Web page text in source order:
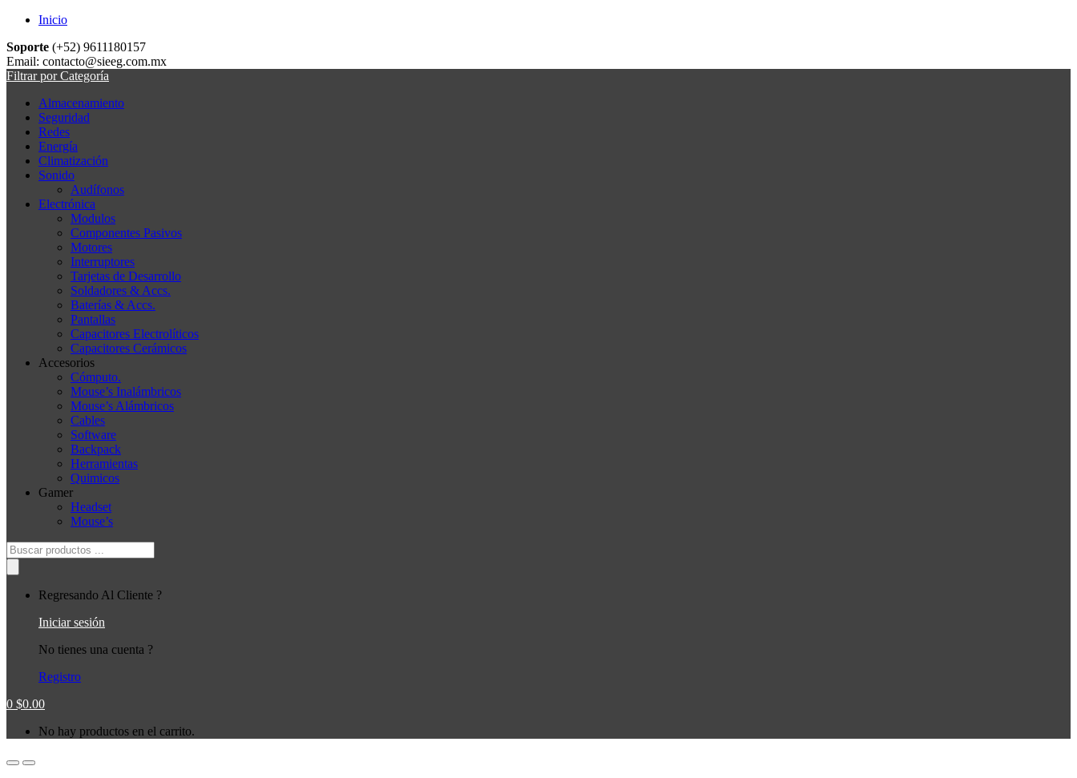
Inicio
Soporte (+52) 9611180157
Email: contacto@sieeg.com.mx
Filtrar por Categoría
Almacenamiento
Seguridad
Redes
Energía
Climatización
Sonido
Audífonos
Electrónica
Modulos
Componentes Pasivos
Motores
Interruptores
Tarjetas de Desarrollo
Soldadores & Accs.
Baterías & Accs.
Pantallas
Capacitores Electrolíticos
Capacitores Cerámicos
Accesorios
Cómputo.
Mouse’s Inalámbricos
Mouse’s Alámbricos
Cables
Software
Backpack
Herramientas
Quimicos
Gamer
Headset
Mouse’s
Búsqueda
de
productos
Regresando Al Cliente ?
Iniciar sesión
No tienes una cuenta ?
Registro
0 $0.00
No hay productos en el carrito.